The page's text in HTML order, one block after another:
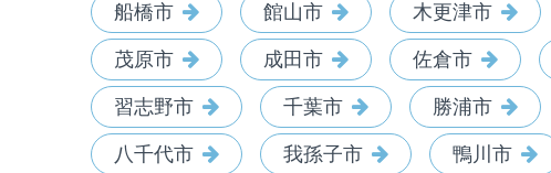
船橋市 館山市 木更津市
茂原市 成田市 佐倉市
習志野市 千葉市 勝浦市
八千代市 我孫子市 鴨川市